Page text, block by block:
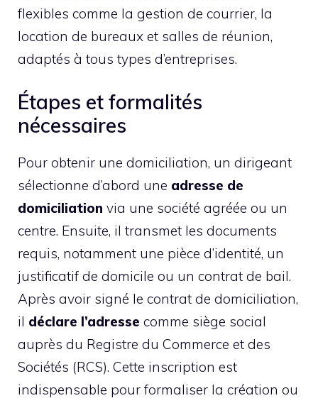
flexibles comme la gestion de courrier, la
location de bureaux et salles de réunion,
adaptés à tous types d’entreprises.
Étapes et formalités
nécessaires
Pour obtenir une domiciliation, un dirigeant
sélectionne d’abord une adresse de
domiciliation via une société agréée ou un
centre. Ensuite, il transmet les documents
requis, notamment une pièce d’identité, un
justificatif de domicile ou un contrat de bail.
Après avoir signé le contrat de domiciliation,
il déclare l’adresse comme siège social
auprès du Registre du Commerce et des
Sociétés (RCS). Cette inscription est
indispensable pour formaliser la création ou